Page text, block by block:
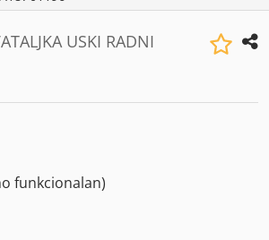
USKI RADNI
funkcionalan)